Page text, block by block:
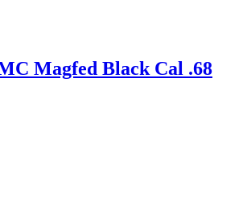
Magfed Black Cal .68